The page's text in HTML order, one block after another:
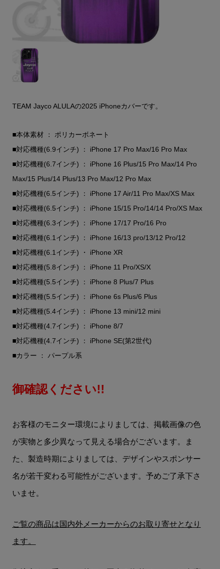
TEAM Jayco ALULAの2025 iPhoneカバーです。
■本体素材 ： ポリカーボネート
■対応機種(6.9インチ) ： iPhone 17 Pro Max/16 Pro Max
■対応機種(6.7インチ) ： iPhone 16 Plus/15 Pro Max/14 Pro
Max/15 Plus/14 Plus/13 Pro Max/12 Pro Max
■対応機種(6.5インチ) ： iPhone 17 Air/11 Pro Max/XS Max
■対応機種(6.5インチ) ： iPhone 15/15 Pro/14/14 Pro/XS Max
■対応機種(6.3インチ) ： iPhone 17/17 Pro/16 Pro
■対応機種(6.1インチ) ： iPhone 16/13 pro/13/12 Pro/12
■対応機種(6.1インチ) ・ iPhone XR
■対応機種(5.8インチ) ： iPhone 11 Pro/XS/X
■対応機種(5.5インチ) ： iPhone 8 Plus/7 Plus
■対応機種(5.5インチ) ： iPhone 6s Plus/6 Plus
■対応機種(5.4インチ) ： iPhone 13 mini/12 mini
■対応機種(4.7インチ) ： iPhone 8/7
■対応機種(4.7インチ) ： iPhone SE(第2世代)
■カラー ： パープル系
御確認ください!!
お客様のモニター環境によりましては、掲載画像の色
が実物と多少異なって見える場合がございます。ま
た、製造時期によりましては、デザインやスポンサー
名が若干変わる可能性がございます。予めご了承下さ
いませ。
ご覧の商品は国内外メーカーからのお取り寄せとなり
ます。